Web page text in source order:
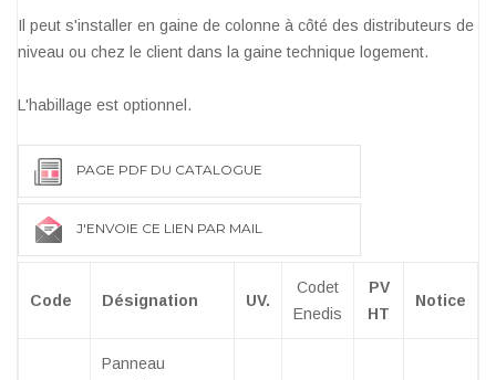
Il peut s'installer en gaine de colonne à côté des distributeurs de
niveau ou chez le client dans la gaine technique logement.
L'habillage est optionnel.
PAGE PDF DU CATALOGUE
J'ENVOIE CE LIEN PAR MAIL
Code Désignation UV.
Codet
Enedis
PV
HT
Notice
Panneau